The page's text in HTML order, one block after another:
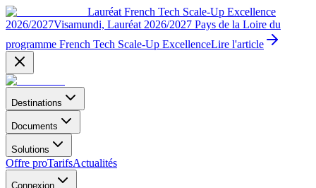
Lauréat French Tech Scale-Up Excellence
2026/2027Visamundi, Lauréat 2026/2027 Pays de la Loire du
programme French Tech Scale-Up ExcellenceLire l'article
Destinations
Documents
Solutions
Offre proTarifsActualités
Connexion